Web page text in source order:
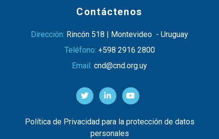
Contáctenos
Dirección: Rincón 518 | Montevideo - Uruguay
Teléfono: +598 2916 2800
Email: cnd@cnd.org.uy
Política de Privacidad para la protección de datos
personales